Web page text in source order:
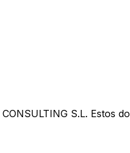
S.L. Estos